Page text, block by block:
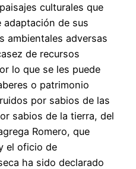
culturales que
adaptación de sus
ambientales adversas
de recursos
lo que se les puede
o patrimonio
por sabios de las
sabios de la tierra, del
Romero, que
el oficio de
ha sido declarado